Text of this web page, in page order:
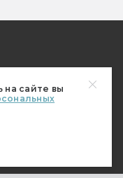
на сайте вы